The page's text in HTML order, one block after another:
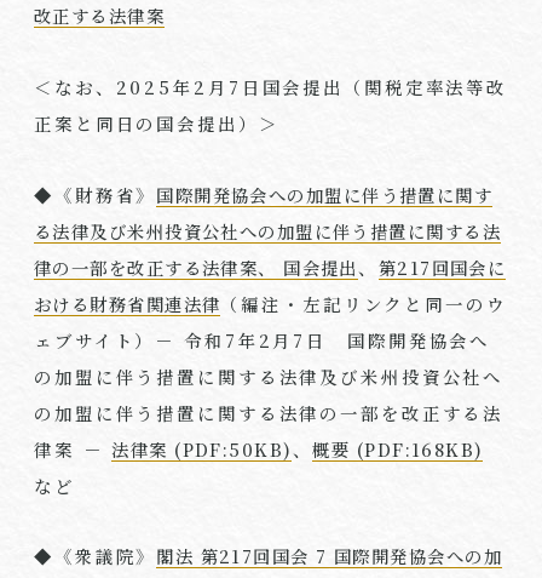
改正する法律案
＜なお、 2025年2 月 7 日国会提出（関税定率法等改
正案と同日の国会提出）＞
◆《財務省》 国際開発協会への加盟に伴う措置に関す
る法律及び米州投資公社への加盟に伴う措置に関する法
律の一部を改正する法律案、 国会提出、 第217回国会に
おける財務省関連法律 （編注・左記リンクと同一のウ
ェブサイト）－ 令和 7年2 月 7 日 国際開発協会へ
の加盟に伴う措置に関する法律及び米州投資公社へ
の加盟に伴う措置に関する法律の一部を改正する法
律案 －法律案 (PDF:50KB)、概要 (PDF:168KB)
など
◆《衆議院》 閣法 第217回国会 7 国際開発協会への加